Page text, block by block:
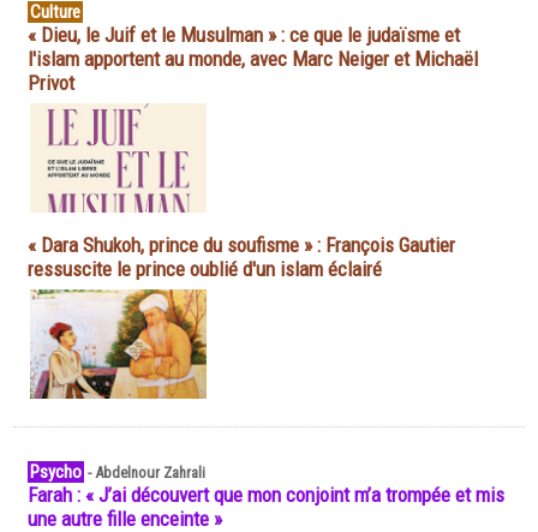
Culture
« Dieu, le Juif et le Musulman » : ce que le judaïsme et
l'islam apportent au monde, avec Marc Neiger et Michaël
Privot
« Dara Shukoh, prince du soufisme » : François Gautier
ressuscite le prince oublié d'un islam éclairé
Psycho -Abdelnour Zahrali
Farah : « J’ai découvert que mon conjoint m’a trompée et mis
une autre fille enceinte »